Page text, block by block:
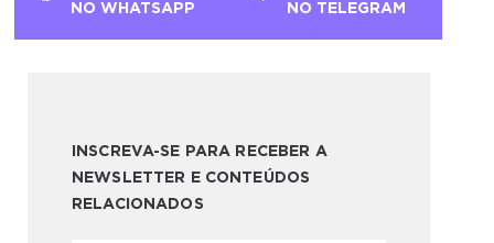
NO WHATSAPP
NO TELEGRAM
INSCREVA-SE PARA RECEBER A
NEWSLETTER E CONTEÚDOS
RELACIONADOS